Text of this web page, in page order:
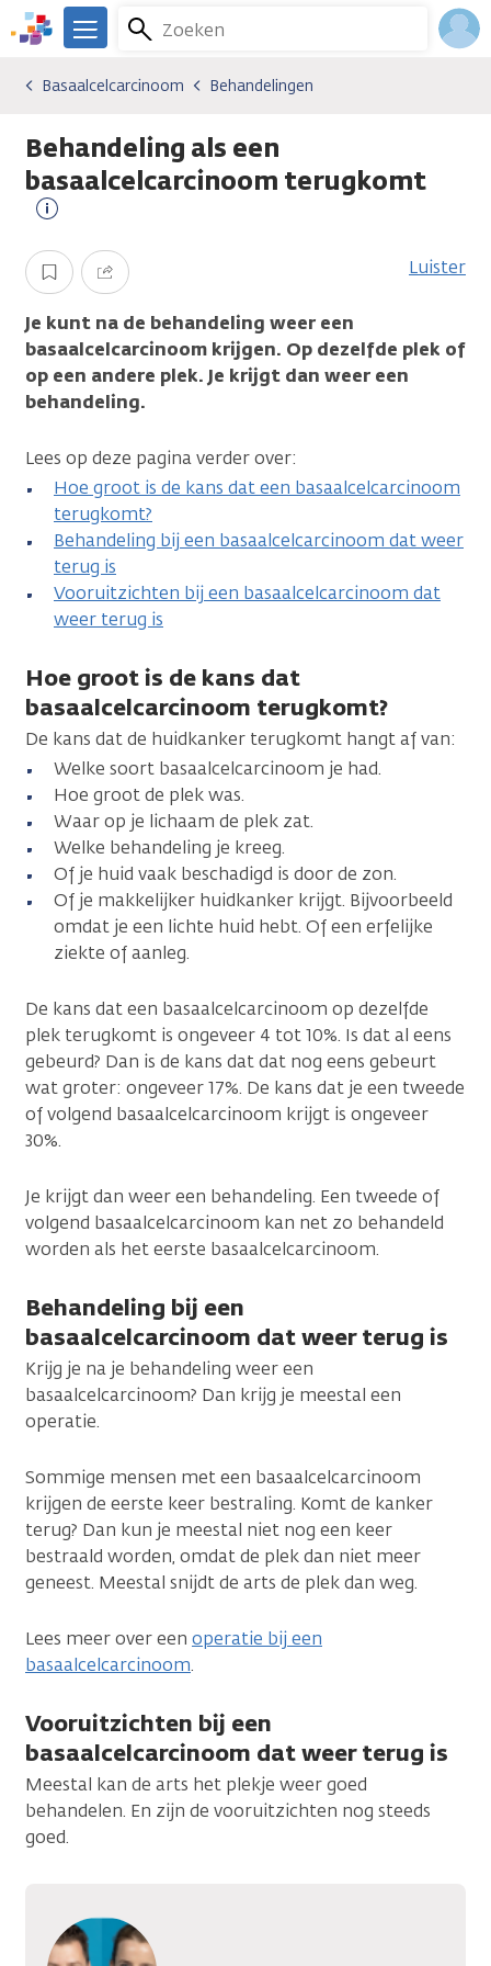
Overslaan
en
gaan
We
er
je.
Kanker.nl
Zoeken
Menu
Kankersoorten
Basaalcelcarcinoom
Behandelingen
Basaalcelcarcinoom Behandelingen
Behandeling als een
basaalcelcarcinoom terugkomt
informatie
Opslaan Delen Luister
Je kunt na de behandeling weer een
basaalcelcarcinoom krijgen. Op dezelfde plek of
op een andere plek. Je krijgt dan weer een
behandeling.
Lees op deze pagina verder over:
Hoe groot is de kans dat een basaalcelcarcinoom
terugkomt?
Behandeling bij een basaalcelcarcinoom dat weer
terug is
Vooruitzichten bij een basaalcelcarcinoom dat
weer terug is
Hoe groot is de kans dat
basaalcelcarcinoom terugkomt?
De kans dat de huidkanker terugkomt hangt af van:
Welke soort basaalcelcarcinoom je had.
Hoe groot de plek was.
Waar op je lichaam de plek zat.
Welke behandeling je kreeg.
Of je huid vaak beschadigd is door de zon.
Of je makkelijker huidkanker krijgt. Bijvoorbeeld
omdat je een lichte huid hebt. Of een erfelijke
ziekte of aanleg.
De kans dat een basaalcelcarcinoom op dezelfde
plek terugkomt is ongeveer 4 tot 10%. Is dat al eens
gebeurd? Dan is de kans dat dat nog eens gebeurt
wat groter: ongeveer 17%. De kans dat je een tweede
of volgend basaalcelcarcinoom krijgt is ongeveer
30%.
Je krijgt dan weer een behandeling. Een tweede of
volgend basaalcelcarcinoom kan net zo behandeld
worden als het eerste basaalcelcarcinoom.
Behandeling bij een
basaalcelcarcinoom dat weer terug is
Krijg je na je behandeling weer een
basaalcelcarcinoom? Dan krijg je meestal een
operatie.
Sommige mensen met een basaalcelcarcinoom
krijgen de eerste keer bestraling. Komt de kanker
terug? Dan kun je meestal niet nog een keer
bestraald worden, omdat de plek dan niet meer
geneest. Meestal snijdt de arts de plek dan weg.
Lees meer over een operatie bij een
basaalcelcarcinoom.
Vooruitzichten bij een
basaalcelcarcinoom dat weer terug is
Meestal kan de arts het plekje weer goed
behandelen. En zijn de vooruitzichten nog steeds
goed.